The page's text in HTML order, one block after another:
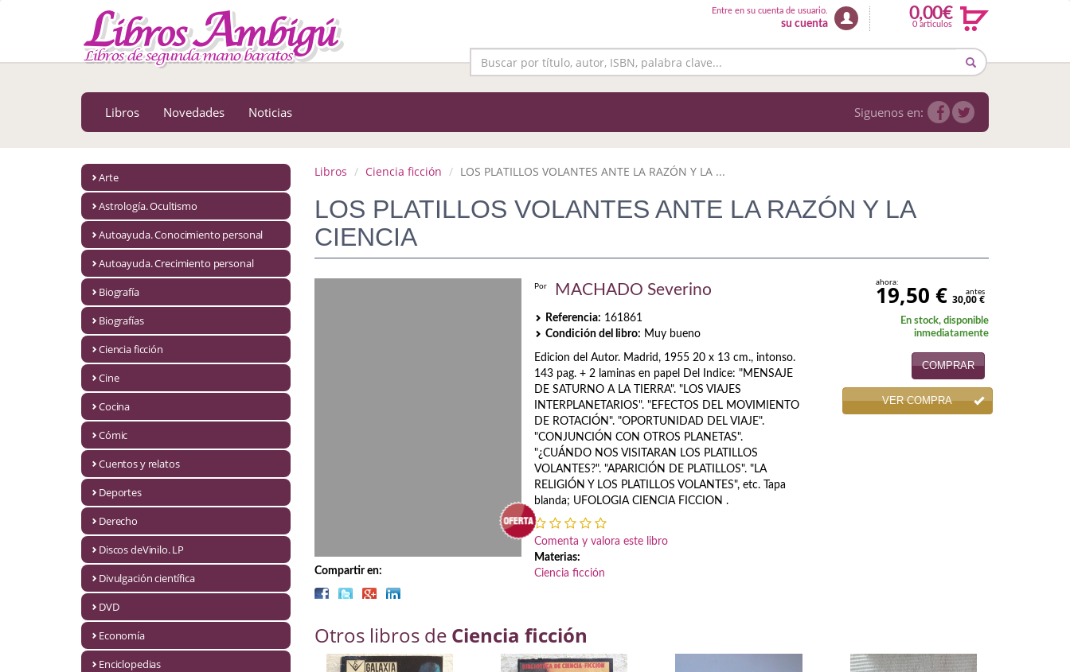
MENÚ PRINCIPAL
Astrología. Ocultismo
Autoayuda. Conocimiento personal
Autoayuda. Crecimiento personal
Ciencia ficción
Cuentos y relatos
Discos deVinilo. LP
Divulgación científica
Entre en su cuenta de usuario.
su cuenta
0,00€
0 articulos
Libros Novedades Noticias Siguenos en:
Arte
Astrología. Ocultismo
Autoayuda. Conocimiento personal
Autoayuda. Crecimiento personal
Biografía
Biografías
Ciencia ficción
Cine
Cocina
Cómic
Cuentos y relatos
Deportes
Derecho
Discos deVinilo. LP
Divulgación científica
DVD
Economía
Enciclopedias
Libros Ciencia ficción LOS PLATILLOS VOLANTES ANTE LA RAZÓN Y LA ...
LOS PLATILLOS VOLANTES ANTE LA RAZÓN Y LA
CIENCIA
Compartir en:
Por MACHADO Severino
Referencia: 161861
Condición del libro: Muy bueno
Edicion del Autor. Madrid, 1955 20 x 13 cm., intonso.
143 pag. + 2 laminas en papel Del Indice: "MENSAJE
DE SATURNO A LA TIERRA". "LOS VIAJES
INTERPLANETARIOS". "EFECTOS DEL MOVIMIENTO
DE ROTACIÓN". "OPORTUNIDAD DEL VIAJE".
"CONJUNCIÓN CON OTROS PLANETAS".
"¿CUÁNDO NOS VISITARAN LOS PLATILLOS
VOLANTES?". "APARICIÓN DE PLATILLOS". "LA
RELIGIÓN Y LOS PLATILLOS VOLANTES", etc. Tapa
blanda; UFOLOGIA CIENCIA FICCION .
Comenta y valora este libro
Materias:
Ciencia ficción
ahora:
19,50 € antes
30,00 €
En stock, disponible
inmediatamente
COMPRAR
VER COMPRA
Otros libros de Ciencia ficción